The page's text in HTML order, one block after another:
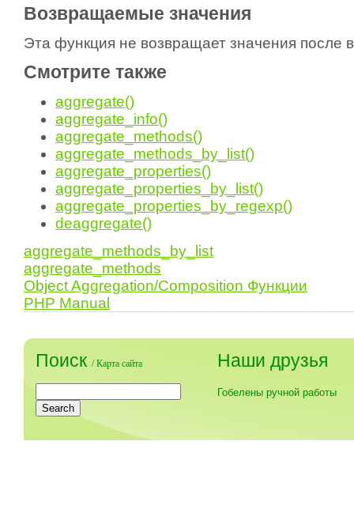
Возвращаемые значения
Эта функция не возвращает значения после
Смотрите также
aggregate()
aggregate_info()
aggregate_methods()
aggregate_methods_by_list()
aggregate_properties()
aggregate_properties_by_list()
aggregate_properties_by_regexp()
deaggregate()
aggregate_methods_by_list
aggregate_methods
Object Aggregation/Composition Функции
PHP Manual
Поиск /Карта сайта Наши друзья
Гобелены ручной работы